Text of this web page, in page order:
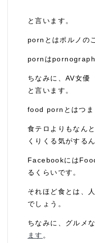
と言います。
pornとはポルノの
pornは
ちなみに、AV女優
と言います。
food pornとはつま
食テロよりもなん
くりくる気がする
Facebookには
るくらいです。
それほど食とは、
でしょう。
ちなみに、グルメ
ます 。